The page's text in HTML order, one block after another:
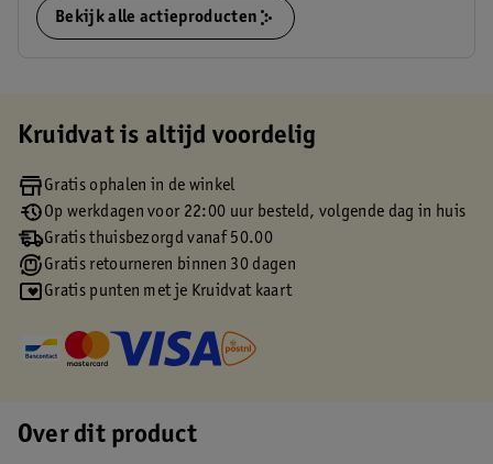
Bekijk alle actieproducten
Kruidvat is altijd voordelig
Gratis ophalen in de winkel
Op werkdagen voor 22:00 uur besteld, volgende dag in huis
Gratis thuisbezorgd vanaf 50.00
Gratis retourneren binnen 30 dagen
Gratis punten met je Kruidvat kaart
Over dit product